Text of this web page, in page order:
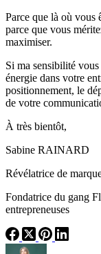
Parce que là où vous
parce que vous
maximiser.
Si ma sensibilité
énergie dans votre
positionnement, le
de votre
À très bientôt,
Sabine RAINARD
Révélatrice de
Fondatrice du gang
entrepreneuses